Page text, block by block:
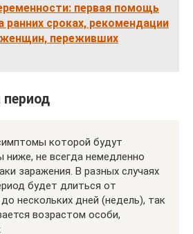
первая помощь
ранних сроках, рекомендации
переживших
которой будут
ниже, не всегда немедленно
заражения. В разных случаях
будет длиться от
нескольких дней (недель), так
возрастом особи,